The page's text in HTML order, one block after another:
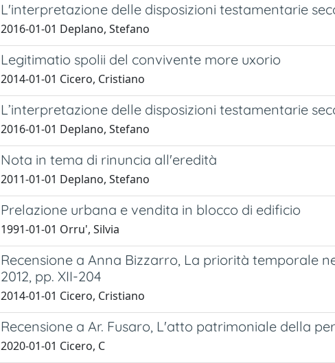
L'interpretazione delle disposizioni testamentarie
2016-01-01 Deplano, Stefano
Legitimatio spolii del convivente more uxorio
2014-01-01 Cicero, Cristiano
L’interpretazione delle disposizioni testamentarie
2016-01-01 Deplano, Stefano
Nota in tema di rinuncia all'eredità
2011-01-01 Deplano, Stefano
Prelazione urbana e vendita in blocco di edificio
1991-01-01 Orru', Silvia
Recensione a Anna Bizzarro, La priorità temporale
2012, pp. XII-204
2014-01-01 Cicero, Cristiano
Recensione a Ar. Fusaro, L'atto patrimoniale della
2020-01-01 Cicero, C